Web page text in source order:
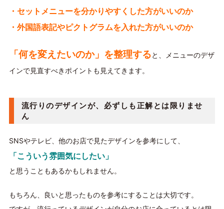
・セットメニューを分かりやすくした方がいいのか
・外国語表記やピクトグラムを入れた方がいいのか
「何を変えたいのか」を整理すると、メニューのデザ
インで見直すべきポイントも見えてきます。
流行りのデザインが、必ずしも正解とは限りませ
ん
SNSやテレビ、他のお店で見たデザインを参考にして、
「こういう雰囲気にしたい」
と思うこともあるかもしれません。
もちろん、良いと思ったものを参考にすることは大切です。